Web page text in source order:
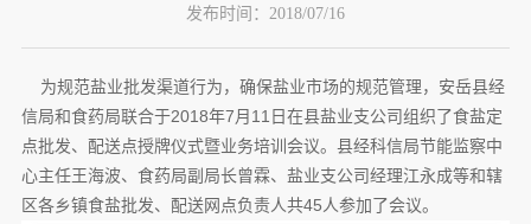
发布时间： 2018/07/16
为规范盐业批发渠道行为，确保盐业市场的规范管理，安岳县经
信局和食药局联合于2018年7月11日在县盐业支公司组织了食盐定
点批发、配送点授牌仪式暨业务培训会议。县经科信局节能监察中
心主任王海波、食药局副局长曾霖、盐业支公司经理江永成等和辖
区各乡镇食盐批发、配送网点负责人共45人参加了会议。